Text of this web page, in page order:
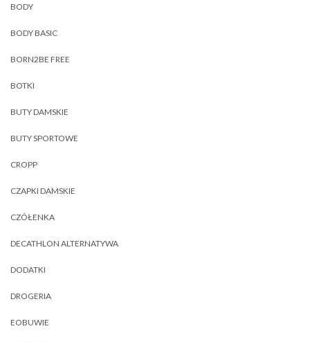
BODY
BODY BASIC
BORN2BE FREE
BOTKI
BUTY DAMSKIE
BUTY SPORTOWE
CROPP
CZAPKI DAMSKIE
CZÓŁENKA
DECATHLON ALTERNATYWA
DODATKI
DROGERIA
EOBUWIE